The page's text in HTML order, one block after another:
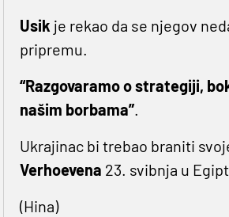
Usik je rekao da se njegov
pripremu.
“Razgovaramo o strategiji,
našim borbama”.
Ukrajinac bi trebao braniti
Verhoevena 23. svibnja u
(Hina)